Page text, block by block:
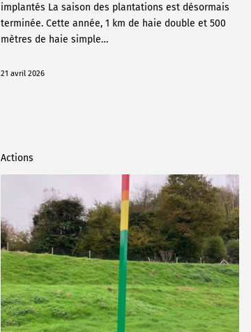
implantés La saison des plantations est désormais
terminée. Cette année, 1 km de haie double et 500
mètres de haie simple…
21 avril 2026
Actions